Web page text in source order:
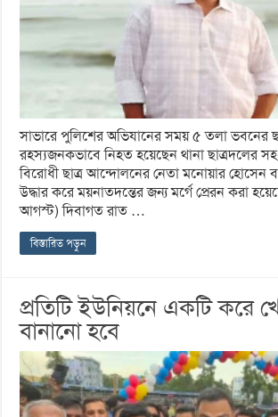
সাভারে পুলিশের অভিযানের সময় ৫ তলা ভবনের
রহস্যজনকভাবে নিহত হয়েছেন থানা ছাত্রদলের
বিরোধী ছাত্র আন্দোলনের নেতা মনোয়ার হোসেন
উদ্ধার করে ময়নাতদন্তের জন্য মর্গে প্রেরন করা
আগস্ট) দিবাগত রাত …
বিস্তারিত পড়ুন
প্রতিটি ইউনিয়নে একটি করে
বানানো হবে